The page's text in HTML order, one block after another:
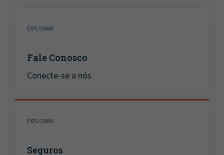
EXPLORAR
Fale Conosco
Conecte-se a nós
EXPLORAR
Seguros